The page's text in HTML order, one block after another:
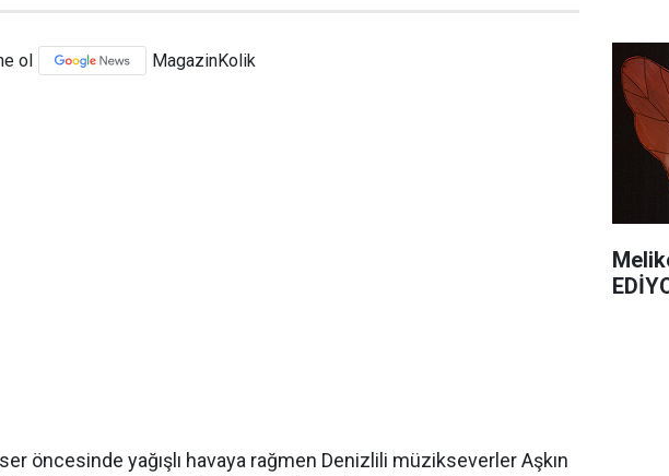
ol MagazinKolik
öncesinde yağışlı havaya rağmen Denizlili müzikseverler Aşkın